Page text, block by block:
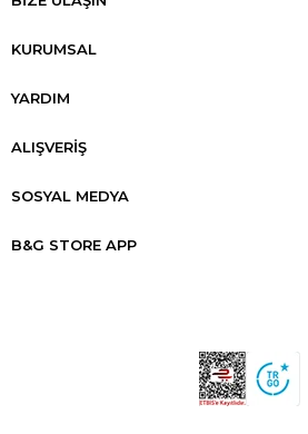
KURUMSAL
YARDIM
ALIŞVERİŞ
SOSYAL MEDYA
B&G STORE APP